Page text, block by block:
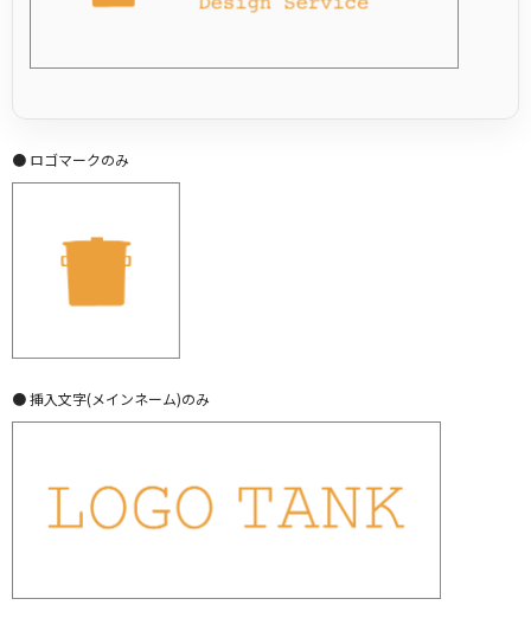
● ロゴマークのみ
● 挿入文字(メインネーム)のみ